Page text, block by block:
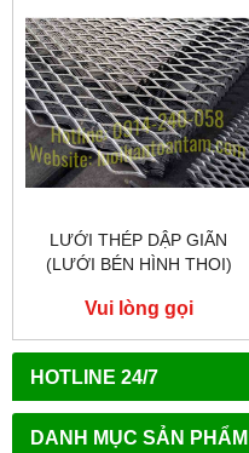
HOTLINE 24/7
DANH MỤC SẢN PHẨM
LƯỚI THÉP DẬP GIÃN
(LƯỚI BÉN HÌNH THOI)
Vui lòng gọi